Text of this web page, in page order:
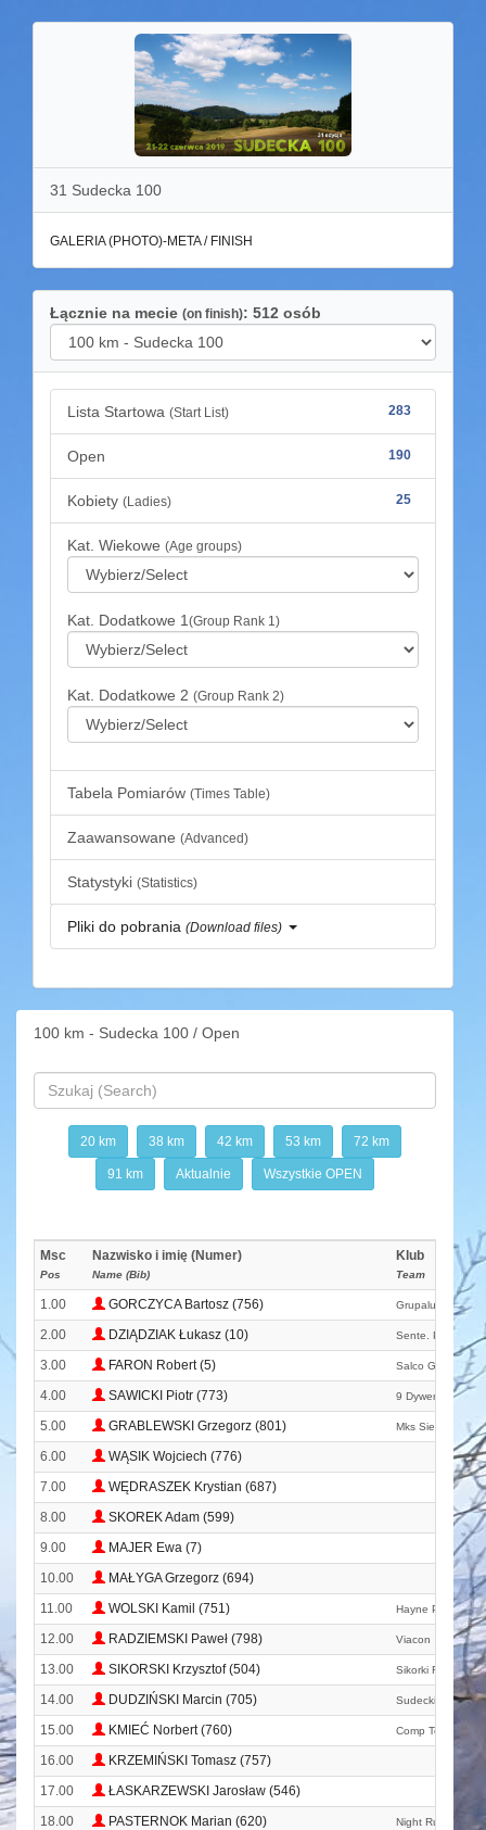
31 Sudecka 100
GALERIA (PHOTO)-META / FINISH
Łącznie na mecie (on finish): 512 osób
Lista Startowa (Start List) 283
Open 190
Kobiety (Ladies) 25
Kat. Wiekowe (Age groups)
Kat. Dodatkowe 1 (Group Rank 1)
Kat. Dodatkowe 2 (Group Rank 2)
Tabela Pomiarów (Times Table)
Zaawansowane (Advanced)
Statystyki (Statistics)
Pliki do pobrania (Download files)
100 km - Sudecka 100 / Open
20 km 38 km 42 km 53 km 72 km
91 km Aktualnie Wszystkie OPEN
Msc
Pos
Nazwisko i imię (Numer)
Name (Bib)
Klub
Team
1.00 GORCZYCA Bartosz (756) Grupaluktrans. Pl
2.00 DZIĄDZIAK Łukasz (10) Sente. Pl
3.00 FARON Robert (5) Salco Garmin
4.00 SAWICKI Piotr (773) 9 Dywersyjna
5.00 GRABLEWSKI Grzegorz (801) Mks Siechnice
6.00
WĄSIK Wojciech (776)
7.00
WĘDRASZEK Krystian (687)
8.00
SKOREK Adam (599)
9.00
MAJER Ewa (7)
10.00
MAŁYGA Grzegorz (694)
11.00
WOLSKI Kamil (751) Hayne Polska
12.00 RADZIEMSKI Paweł (798) Viacon
13.00 SIKORSKI Krzysztof (504) Sikorki Run
14.00 DUDZIŃSKI Marcin (705) Sudeckie
15.00 KMIEĆ Norbert (760) Comp Team
16.00
KRZEMIŃSKI Tomasz (757)
17.00
ŁASKARZEWSKI Jarosław (546)
18.00
PASTERNOK Marian (620) Night Runners